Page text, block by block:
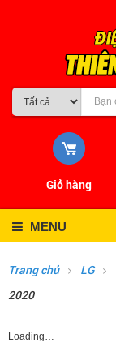
Giỏ hàng
MENU
Trang chủ LG
2020
Loading…